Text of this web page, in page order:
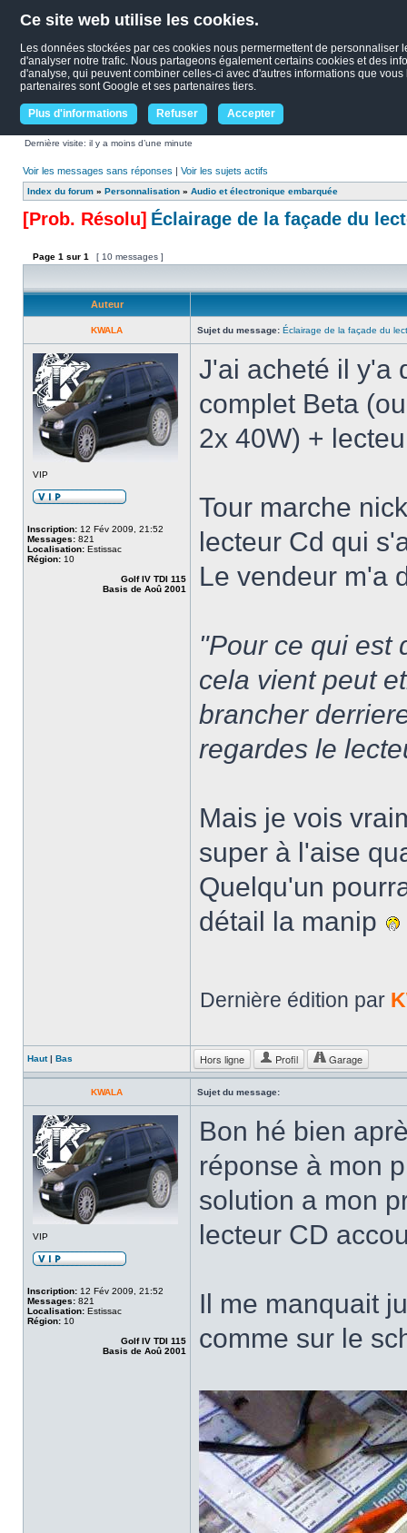
Ce site web utilise les cookies.
Les données stockées par ces cookies nous permermettent de
d'analyser notre trafic. Nous partageons également certains cookies et des
d'analyse, qui peuvent combiner celles-ci avec d'autres informations que
partenaires sont Google et ses partenaires tiers.
Plus d'informations Refuser Accepter
Dernière visite: il y a moins d’une minute
Voir les messages sans réponses | Voir les sujets actifs
Index du forum » Personnalisation » Audio et électronique embarquée
[Prob. Résolu] Éclairage de la façade du
Page 1 sur 1 [ 10 messages ]
Auteur
KWALA Sujet du message: Éclairage de la façade du
VIP
Inscription: 12 Fév 2009, 21:52
Messages: 821
Localisation: Estissac
Région: 10
Golf IV TDI 115
Basis de Aoû 2001
J'ai acheté il y'a
complet Beta
2x 40W) +
Tour marche
lecteur Cd qui
Le vendeur m'a
"Pour ce qui est
cela vient peut
brancher
regardes le
Mais je vois
super à l'aise
Quelqu'un
détail la manip
Dernière édition par
Haut| Bas Hors ligne Profil Garage
KWALA Sujet du message:
VIP
Inscription: 12 Fév 2009, 21:52
Messages: 821
Localisation: Estissac
Région: 10
Golf IV TDI 115
Basis de Aoû 2001
Bon hé bien
réponse à mon
solution a mon
lecteur CD
Il me manquait
comme sur le